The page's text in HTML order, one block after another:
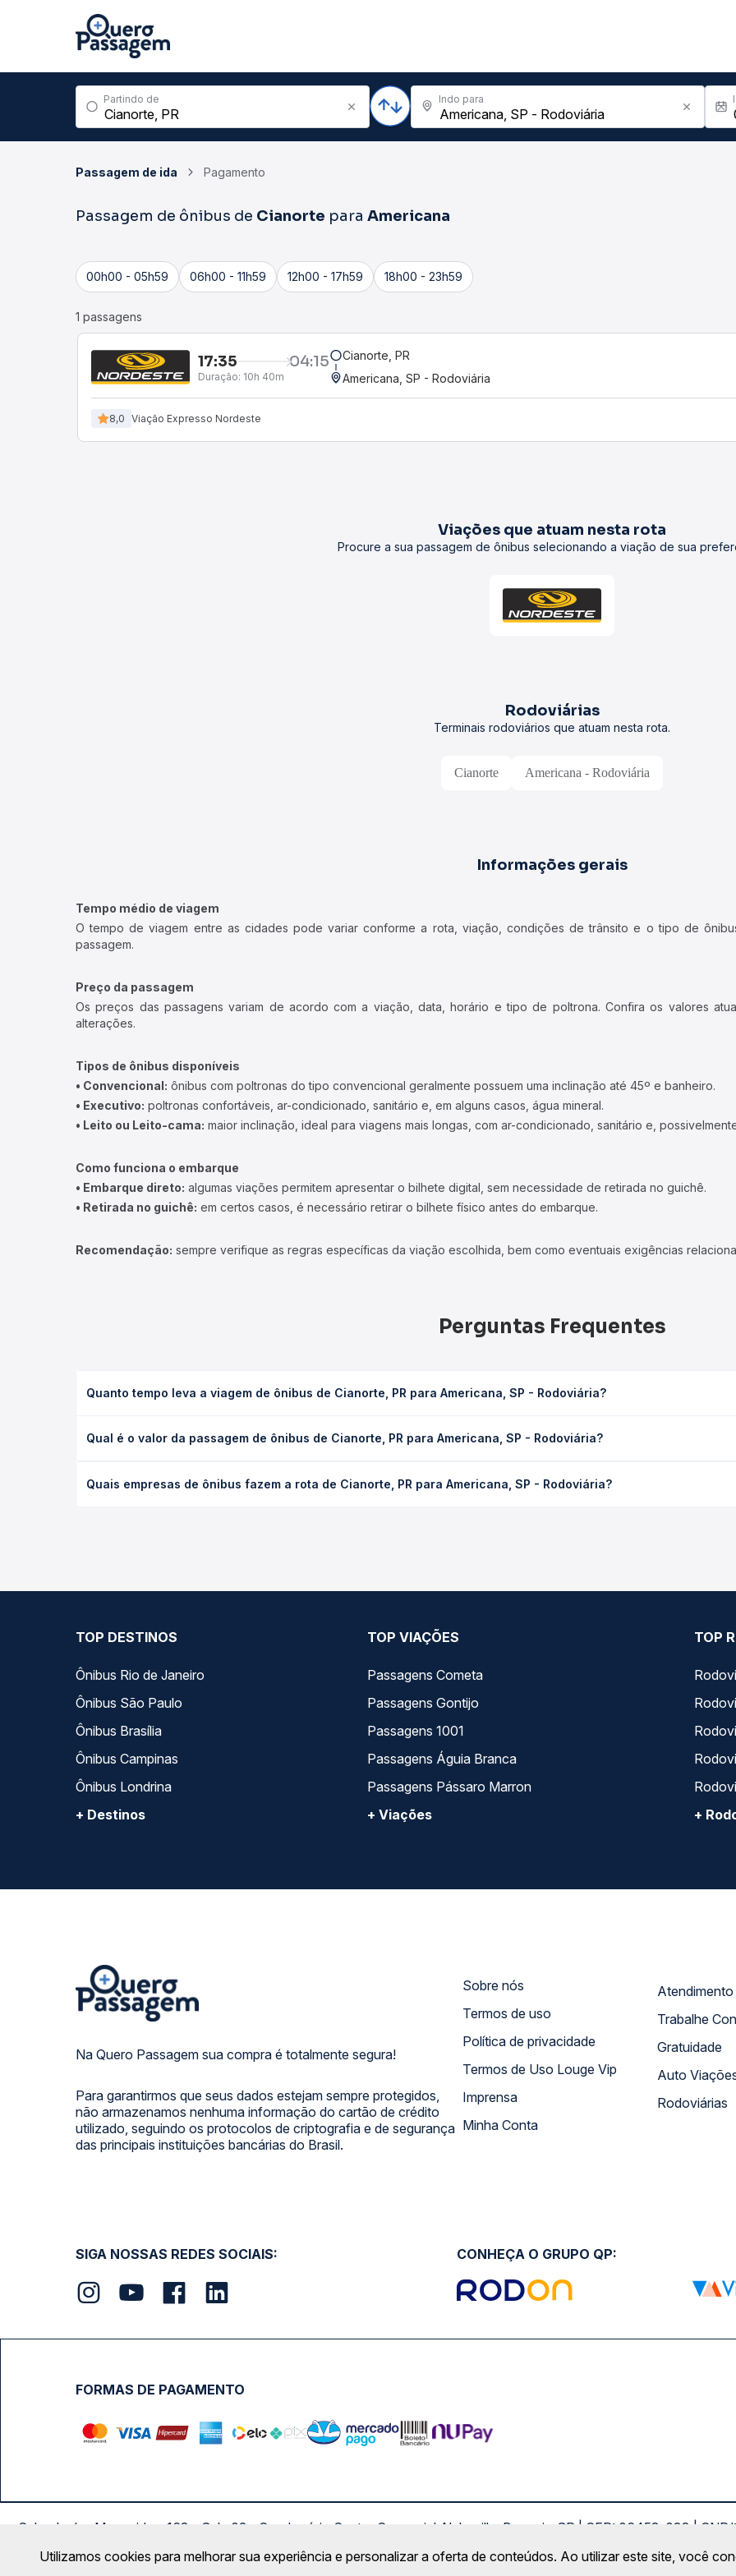
Partindo de Indo para
Passagem de ida Pagamento
Passagem de ônibus de Cianorte para Americana
00h00 - 05h59 06h00 - 11h59 12h00 - 17h59 18h00 - 23h59
1 passagens
17:35 04:15
Duração: 10h 40m
Cianorte, PR
Americana, SP - Rodoviária
8,0 Viação Expresso Nordeste
Viações que atuam nesta rota
Procure a sua passagem de ônibus selecionando a viação de sua
Rodoviárias
Terminais rodoviários que atuam nesta rota.
Cianorte Americana - Rodoviária
Informações gerais
Tempo médio de viagem
O tempo de viagem entre as cidades pode variar conforme a rota, viação, condições de trânsito e o tipo de
passagem.
Preço da passagem
Os preços das passagens variam de acordo com a viação, data, horário e tipo de poltrona. Confira os valores
alterações.
Tipos de ônibus disponíveis
• Convencional: ônibus com poltronas do tipo convencional geralmente possuem uma inclinação até 45º e banheiro.
• Executivo: poltronas confortáveis, ar-condicionado, sanitário e, em alguns casos, água mineral.
• Leito ou Leito-cama: maior inclinação, ideal para viagens mais longas, com ar-condicionado, sanitário e,
Como funciona o embarque
• Embarque direto: algumas viações permitem apresentar o bilhete digital, sem necessidade de retirada no guichê.
• Retirada no guichê: em certos casos, é necessário retirar o bilhete físico antes do embarque.
Recomendação: sempre verifique as regras específicas da viação escolhida, bem como eventuais exigências
Perguntas Frequentes
Quanto tempo leva a viagem de ônibus de Cianorte, PR para Americana, SP - Rodoviária?
leito) e as condições de tráfego. Na Quero Passagem você consulta os horários disponíveis e vê a duração exata de
Qual é o valor da passagem de ônibus de Cianorte, PR para Americana, SP - Rodoviária?
poltrona e a antecedência da compra. Na Quero Passagem você compara os preços de todas as viações em tempo
Quais empresas de ônibus fazem a rota de Cianorte, PR para Americana, SP - Rodoviária?
TOP DESTINOS
Ônibus Rio de Janeiro
Ônibus São Paulo
Ônibus Brasília
Ônibus Campinas
Ônibus Londrina
+ Destinos
TOP VIAÇÕES
Passagens Cometa
Passagens Gontijo
Passagens 1001
Passagens Águia Branca
Passagens Pássaro Marron
+ Viações
TOP
+
Na Quero Passagem sua compra é totalmente segura!
Para garantirmos que seus dados estejam sempre protegidos,
não armazenamos nenhuma informação do cartão de crédito
utilizado, seguindo os protocolos de criptografia e de segurança
das principais instituições bancárias do Brasil.
Sobre nós
Termos de uso
Política de privacidade
Termos de Uso Louge Vip
Imprensa
Minha Conta
Trabalhe
Gratuidade
Auto
Rodoviárias
SIGA NOSSAS REDES SOCIAIS: CONHEÇA O GRUPO QP:
FORMAS DE PAGAMENTO
Calçada das Margaridas, 163 - Sala 02 - Condomínio Centro Comercial Alphaville, Barueri - SP | CEP: 06453-038 |
Copyright 2026 © QueroPassagem.com.br
Utilizamos cookies para melhorar sua experiência e personalizar a oferta de conteúdos. Ao utilizar este site, você